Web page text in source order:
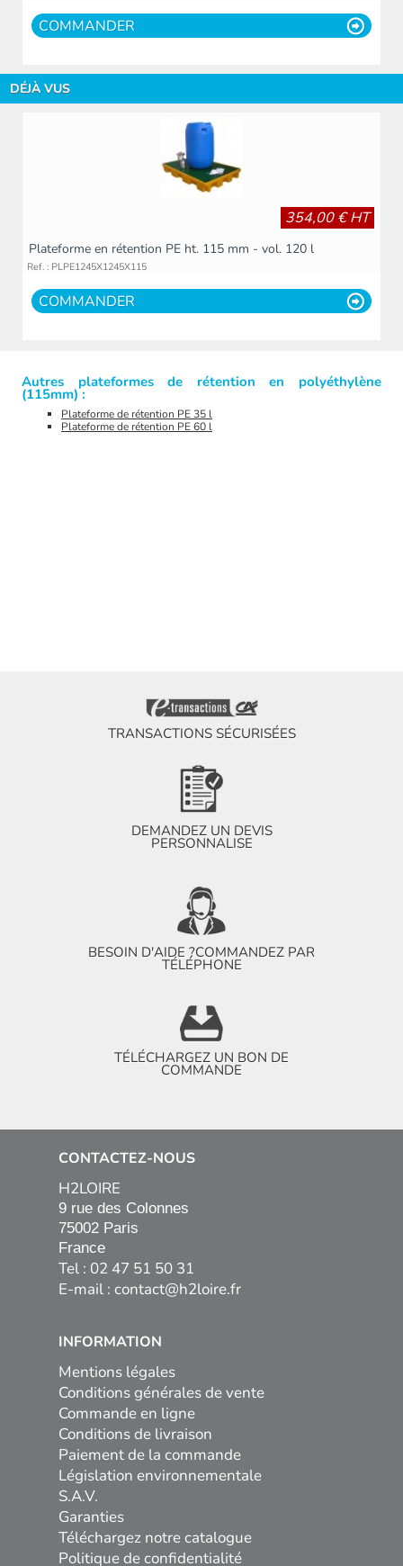
COMMANDER
DÉJÀ VUS
354,00 € HT
Plateforme en rétention PE ht. 115 mm - vol. 120 l
Ref. : PLPE1245X1245X115
COMMANDER
Autres plateformes de rétention en polyéthylène
(115mm) :
Plateforme de rétention PE 35 l
Plateforme de rétention PE 60 l
TRANSACTIONS SÉCURISÉES
DEMANDEZ UN DEVIS
PERSONNALISE
BESOIN D'AIDE ?COMMANDEZ PAR
TÉLÉPHONE
TÉLÉCHARGEZ UN BON DE
COMMANDE
CONTACTEZ-NOUS
H2LOIRE
9 rue des Colonnes
75002 Paris
France
Tel : 02 47 51 50 31
E-mail : contact@h2loire.fr
INFORMATION
Mentions légales
Conditions générales de vente
Commande en ligne
Conditions de livraison
Paiement de la commande
Législation environnementale
S.A.V.
Garanties
Téléchargez notre catalogue
Politique de confidentialité